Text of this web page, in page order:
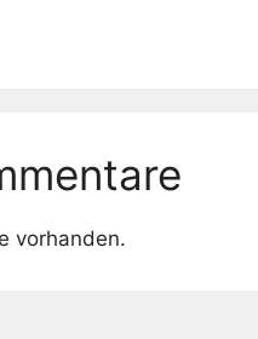
vorhanden.